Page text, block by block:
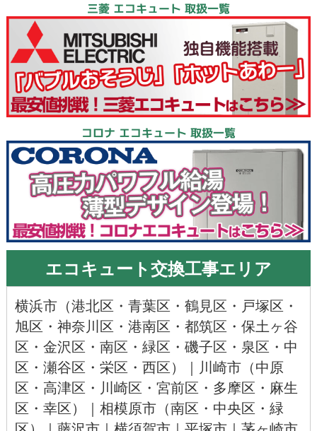
三菱 エコキュート 取扱一覧
コロナ エコキュート 取扱一覧
エコキュート交換工事エリア
横浜市（港北区 ・ 青葉区 ・ 鶴見区 ・ 戸塚区 ・
旭区 ・神奈川区・ 港南区 ・ 都筑区 ・ 保土ヶ谷
区 ・ 金沢区 ・ 南区 ・ 緑区 ・ 磯子区 ・ 泉区 ・ 中
区 ・ 瀬谷区 ・ 栄区 ・ 西区）｜ 川崎市（中原
区 ・ 高津区 ・川崎区・ 宮前区 ・多摩区・ 麻生
区 ・ 幸区）｜ 相模原市（南区 ・ 中央区 ・ 緑